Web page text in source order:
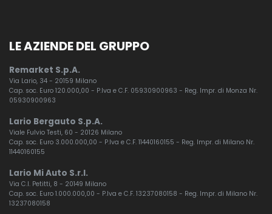
LE AZIENDE DEL GRUPPO
Remarket S.p.A.
Via Lario, 34 - 20159 Milano
Cap. soc. Euro 120.000,00 - P.Iva e C.F. 05930900963 - Reg. Impr. di Monza Nr.
05930900963
Lario Bergauto S.p.A.
Viale Fulvio Testi, 60 - 20126 Milano
Cap. soc. Euro 3.000.000,00 - P.Iva e C.F. 11440160155 - Reg. Impr. di Milano Nr.
11440160155
Lario Mi Auto S.r.l.
Via C.I. Petitti, 8 - 20149 Milano
Cap. soc. Euro 1.000.000,00 - P.Iva e C.F. 13237080158 - Reg. Impr. di Milano Nr.
13237080158